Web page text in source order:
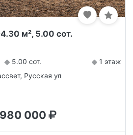
м², 5.00 сот.
5.00 сот.
1 этаж
Русская ул
000